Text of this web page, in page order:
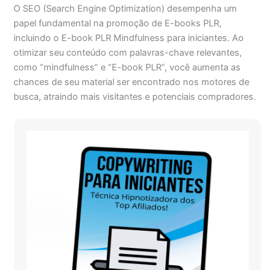
O SEO (Search Engine Optimization) desempenha um
papel fundamental na promoção de E-books PLR,
incluindo o E-book PLR Mindfulness para iniciantes. Ao
otimizar seu conteúdo com palavras-chave relevantes,
como “mindfulness” e “E-book PLR”, você aumenta as
chances de seu material ser encontrado nos motores de
busca, atraindo mais visitantes e potenciais compradores.